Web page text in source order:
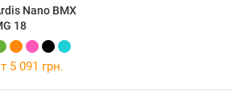
Nano BMX
18
5 091 грн.